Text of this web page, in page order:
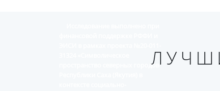
пространство северных городов